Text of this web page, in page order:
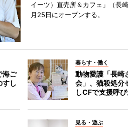
イーツ）直売所＆カフェ」（長
月25日にオープンする。
海ご
し
暮らす・働く
動物愛護「長崎
会」、猫殺処分
しCFで支援呼
見る・遊ぶ